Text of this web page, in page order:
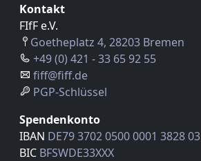
Kontakt
FIfF e.V.
Goetheplatz 4, 28203 Bremen
+49 (0) 421 - 33 65 92 55
fiff@fiff.de
PGP-Schlüssel
Spendenkonto
IBAN DE79 3702 0500 0001 3828 03
BIC BFSWDE33XXX